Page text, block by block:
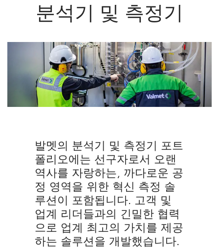
분석기 및 측정기
발멧의 분석기 및 측정기 포트
폴리오에는 선구자로서 오랜
역사를 자랑하는, 까다로운 공
정 영역을 위한 혁신 측정 솔
루션이 포함됩니다. 고객 및
업계 리더들과의 긴밀한 협력
으로 업계 최고의 가치를 제공
하는 솔루션을 개발했습니다.